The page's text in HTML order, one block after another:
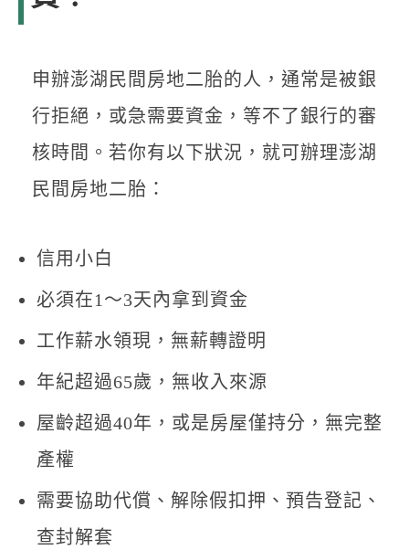
申辦澎湖民間房地二胎的人，通常是被銀
行拒絕，或急需要資金，等不了銀行的審
核時間。若你有以下狀況，就可辦理澎湖
民間房地二胎：
信用小白
必須在1～3天內拿到資金
工作薪水領現，無薪轉證明
年紀超過65歲，無收入來源
屋齡超過40年，或是房屋僅持分，無完整
產權
需要協助代償、解除假扣押、預告登記、
查封解套